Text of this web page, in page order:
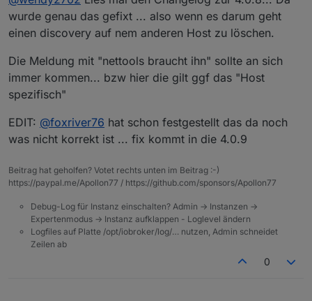
2022-02-11 15:50:07.082  - info:
2022-02-11 15:50:09.570  - info:
2022-02-11 15:50:10.934  - info:
2022-02-11 15:50:11.280  - info:
2022-02-11 15:50:11.319  - info:
2022-02-11 15:50:13.091  - info:
2022-02-11 15:50:13.091  - info:
2022-02-11 15:50:13.241  - info:
In den Objekten:
wobei ich dann in einen loop laufe:
Wenn ich das bestätige:
wurde genau das gefixt ... also wenn es darum geht
einen discovery auf nem anderen Host zu löschen.
Die Meldung mit "nettools braucht ihn" sollte an sich
immer kommen... bzw hier die gilt ggf das "Host
spezifisch"
EDIT: @foxriver76 hat schon festgestellt das da noch
was nicht korrekt ist ... fix kommt in die 4.0.9
Beitrag hat geholfen? Votet rechts unten im Beitrag :-)
https://paypal.me/Apollon77 / https://github.com/sponsors/Apollon77
Debug-Log für Instanz einschalten? Admin -> Instanzen ->
Expertenmodus -> Instanz aufklappen - Loglevel ändern
Logfiles auf Platte /opt/iobroker/log/… nutzen, Admin schneidet
Zeilen ab
0